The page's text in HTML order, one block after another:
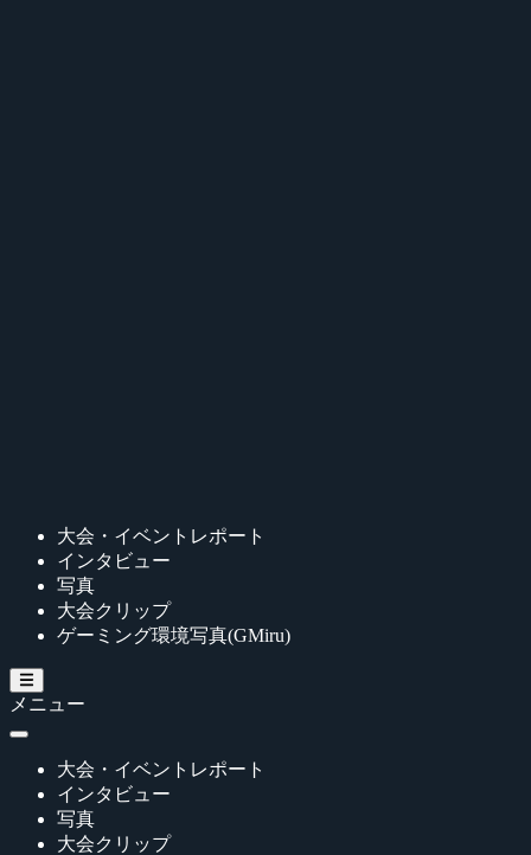
大会・イベントレポート
インタビュー
写真
大会クリップ
ゲーミング環境写真(GMiru)
メニュー
大会・イベントレポート
インタビュー
写真
大会クリップ